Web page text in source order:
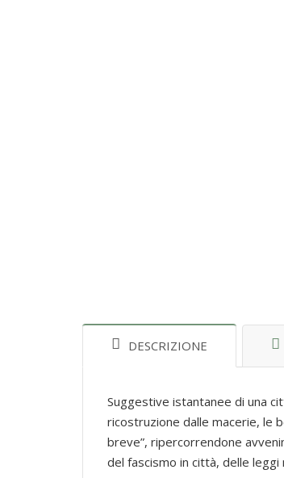
DESCRIZIONE
Suggestive istantanee di una
ricostruzione dalle macerie, le
breve”, ripercorrendone
del fascismo in città, delle leggi